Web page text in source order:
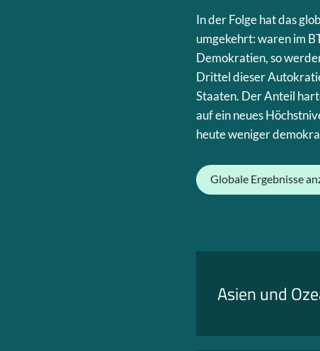
In der Folge hat das
umgekehrt: waren im
Demokratien, so
Drittel dieser
Staaten. Der Anteil
auf ein neues
heute weniger
Globale Ergebnisse
Asien und